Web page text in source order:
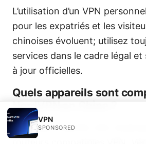
L’utilisation d’un VPN
pour les expatriés et les
chinoises évoluent; utilisez
services dans le cadre légal et
à jour officielles.
Quels appareils sont
NordVPN en Chine ?
Windows, macOS, iOS,
VPN
SPONSORED